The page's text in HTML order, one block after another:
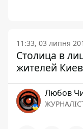
11:33, 03 липня
Столица в
жителей
Любов